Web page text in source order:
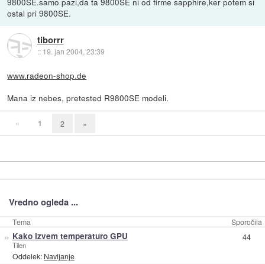
ostal pri 9800SE.
tiborrr
:: 19. jan 2004, 23:39
www.radeon-shop.de
Mana iz nebes, pretested R9800SE modeli.
« 1 2 »
Vredno ogleda ...
Tema Sporočila
» Kako izvem temperaturo GPU
Tilen
Oddelek: Navijanje
44